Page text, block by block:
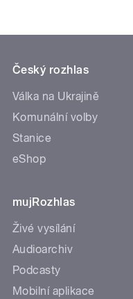
Český rozhlas
Válka na Ukrajině
Komunální volby
Stanice
eShop
mujRozhlas
Živé vysílání
Audioarchiv
Podcasty
Mobilní aplikace